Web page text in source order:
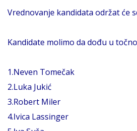
Vrednovanje kandidata održat će
Kandidate molimo da dođu u
1.Neven Tomečak
2.Luka Jukić
3.Robert Miler
4.Ivica Lassinger